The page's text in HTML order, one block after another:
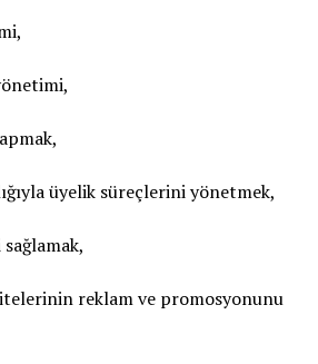
üyelik süreçlerini yönetmek,
reklam ve promosyonunu